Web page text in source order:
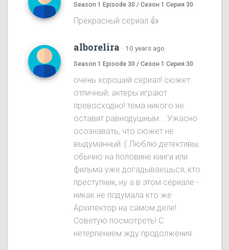
Season 1 Episode 30 / Сезон 1 Серия 30
Прекрасный сериал 👍
alborelira · 10 years ago
Season 1 Episode 30 / Сезон 1 Серия 30
очень хороший сериал! сюжет
отличный, актеры играют
превосходно! тема никого не
оставит равнодушным... Ужасно
осознавать, что сюжет не
выдуманный :( Люблю детективы,
обычно на половине книги или
фильма уже догадываешься, кто
преступник, ну а в этом сериале -
никак не подумала кто же
Архитектор на самом деле!
Советую посмотреть! С
нетерпением жду продолжения